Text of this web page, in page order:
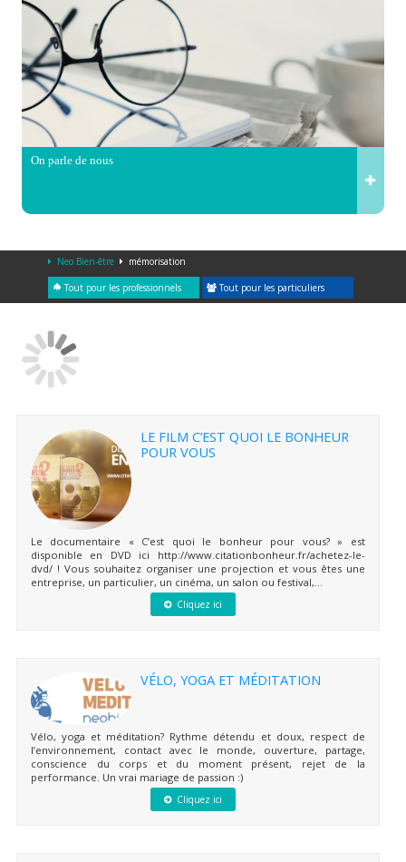
On parle de nous
Neo Bien-être mémorisation
Tout pour les professionnels Tout pour les particuliers
LE FILM C’EST QUOI LE BONHEUR
POUR VOUS
Le documentaire « C’est quoi le bonheur pour vous? » est
disponible en DVD ici http://www.citationbonheur.fr/achetez-le-
dvd/ ! Vous souhaitez organiser une projection et vous êtes une
entreprise, un particulier, un cinéma, un salon ou festival,...
Cliquez ici
VÉLO, YOGA ET MÉDITATION
Vélo, yoga et méditation? Rythme détendu et doux, respect de
l’environnement, contact avec le monde, ouverture, partage,
conscience du corps et du moment présent, rejet de la
performance. Un vrai mariage de passion :)
Cliquez ici